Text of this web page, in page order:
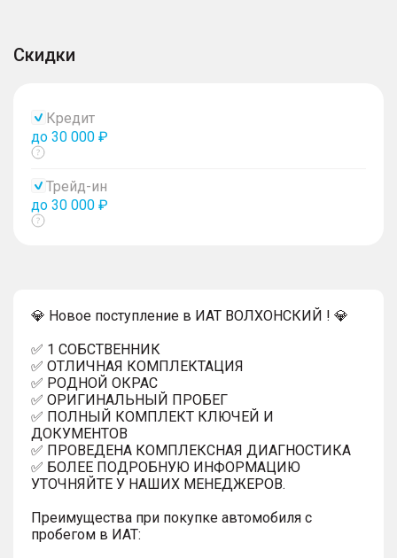
Скидки
Кредит
до 30 000 ₽
Показать
Трейд-ин
до 30 000 ₽
Показать
💎 Новое поступление в ИАТ ВОЛХОНСКИЙ ! 💎
✅ 1 СОБСТВЕННИК
✅ ОТЛИЧНАЯ КОМПЛЕКТАЦИЯ
✅ РОДНОЙ ОКРАС
✅ ОРИГИНАЛЬНЫЙ ПРОБЕГ
✅ ПОЛНЫЙ КОМПЛЕКТ КЛЮЧЕЙ И
ДОКУМЕНТОВ
✅ ПРОВЕДЕНА КОМПЛЕКСНАЯ ДИАГНОСТИКА
✅ БОЛЕЕ ПОДРОБНУЮ ИНФОРМАЦИЮ
УТОЧНЯЙТЕ У НАШИХ МЕНЕДЖЕРОВ.
Преимущества при покупке автомобиля с
пробегом в ИАТ: